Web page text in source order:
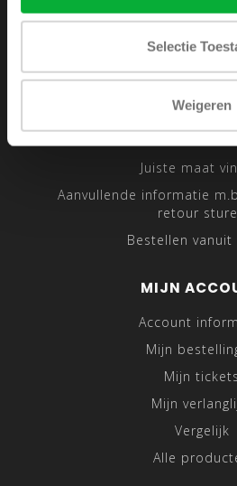
Selectie
Weigeren
Sitemap
Traveling
Juiste maat
Aanvullende informatie
retour
Bestellen vanuit
MIJN
Account
Mijn
Mijn tickets
Mijn
Vergelijk
Alle